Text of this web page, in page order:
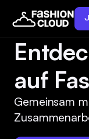
auf
Gemeinsam